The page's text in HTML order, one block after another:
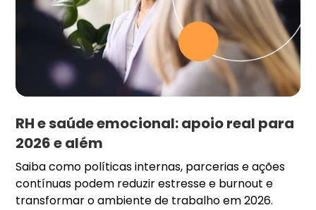
RH e saúde emocional: apoio real para
2026 e além
Saiba como políticas internas, parcerias e ações
contínuas podem reduzir estresse e burnout e
transformar o ambiente de trabalho em 2026.